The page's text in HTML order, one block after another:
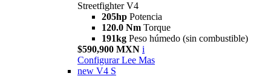
Streetfighter V4
205hp Potencia
120.0 Nm Torque
191kg Peso húmedo (sin combustible)
$590,900 MXN i
Configurar Lee Mas
new V4 S